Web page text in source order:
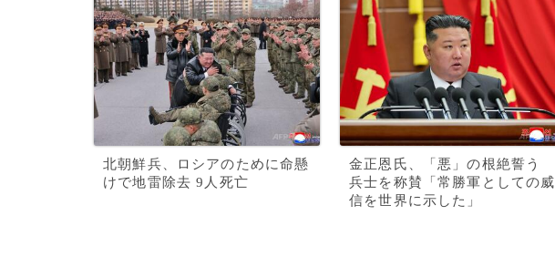
北朝鮮兵、ロシアのために命懸
けで地雷除去 9人死亡
金正恩氏、「悪」の根絶誓う
兵士を称賛「常勝軍としての威
信を世界に示した」